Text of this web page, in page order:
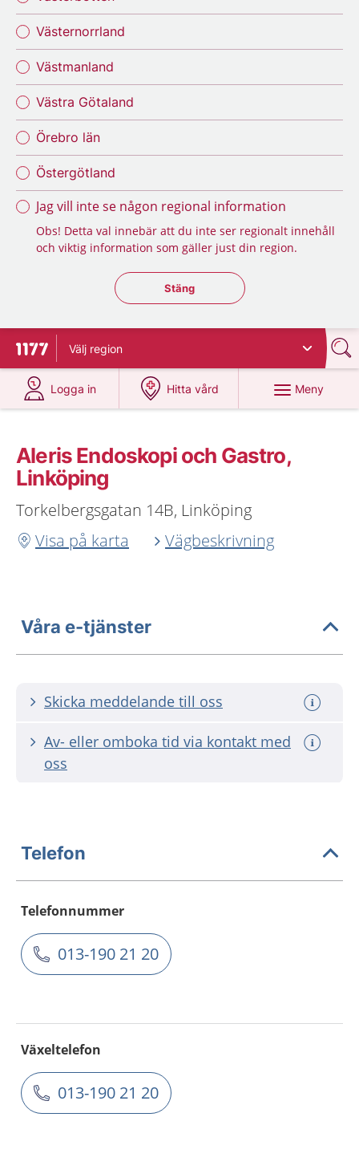
Västernorrland
Västmanland
Västra Götaland
Örebro län
Östergötland
Jag vill inte se någon regional information
Obs! Detta val innebär att du inte ser regionalt innehåll
och viktig information som gäller just din region.
Stäng regionsväljaren
Stäng
Till startsidan för 1177
Välj region
Logga in
på 1177.se
Hitta vård
på 1177.se
Meny
Aleris Endoskopi och Gastro,
Linköping
Torkelbergsgatan 14B, Linköping
Visa på karta
Vägbeskrivning
Våra e-tjänster
Skicka meddelande till oss
Av- eller omboka tid via kontakt med
oss
Telefon
Telefonnummer
013-190 21 20
Växeltelefon
013-190 21 20